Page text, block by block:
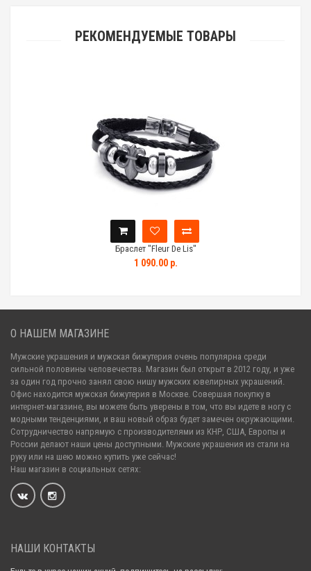
РЕКОМЕНДУЕМЫЕ ТОВАРЫ
Браслет "Fleur De Lis"
1 090.00 р.
О НАШЕМ МАГАЗИНЕ
Мужские украшения и мужская бижутерия очень популярна среди
сильной половины человечества. Магазин был открыт в 2012 году, и уже
за один год прочно занял свою нишу мужских ювелирных украшений.
Офис находится мужская бижутерия в Москве. Совершая покупку в
интернет-магазине, вы можете быть уверены в том, что вы идете в ногу с
модными тенденциями, и ваш новый образ будет замечен окружающими.
Сотрудничество напрямую с производителями из КНР, США, Европы и
России делают наши цены доступными. Мужские украшения из стали на
руку или на шею можно купить уже сейчас!
Наш магазин в социальных сетях:
НАШИ КОНТАКТЫ